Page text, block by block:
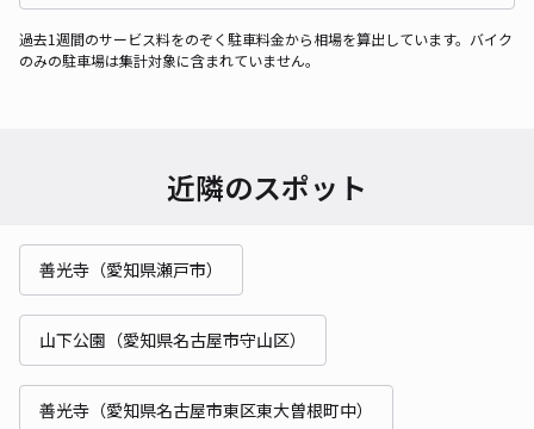
過去1週間のサービス料をのぞく駐車料金から相場を算出しています。バイク
のみの駐車場は集計対象に含まれていません。
近隣のスポット
善光寺（愛知県瀬戸市）
山下公園（愛知県名古屋市守山区）
善光寺（愛知県名古屋市東区東大曽根町中）